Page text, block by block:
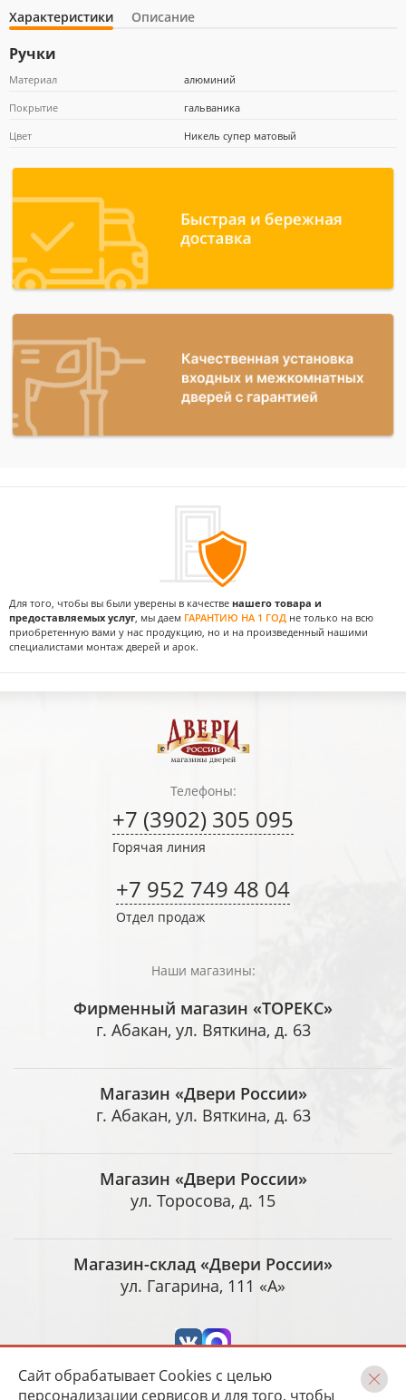
otpbank
Почта Банк
Характеристики
Ручки
Материал алюминий
Покрытие гальваника
Цвет Никель супер матовый
Описание
Для того, чтобы вы были уверены в качестве нашего товара и
предоставляемых услуг , мы даем ГАРАНТИЮ НА 1 ГОД не только на всю
приобретенную вами у нас продукцию, но и на произведенный нашими
специалистами монтаж дверей и арок.
Сайт обрабатывает Cookies с целью
персонализации сервисов и для того, чтобы
Телефоны:
+7 (3902) 305 095
Горячая линия
+7 952 749 48 04
Отдел продаж
Наши магазины:
Фирменный магазин «ТОРЕКС»
г. Абакан, ул. Вяткина, д. 63
Магазин «Двери России»
г. Абакан, ул. Вяткина, д. 63
Магазин «Двери России»
ул. Торосова, д. 15
Магазин-склад «Двери России»
ул. Гагарина, 111 «А»